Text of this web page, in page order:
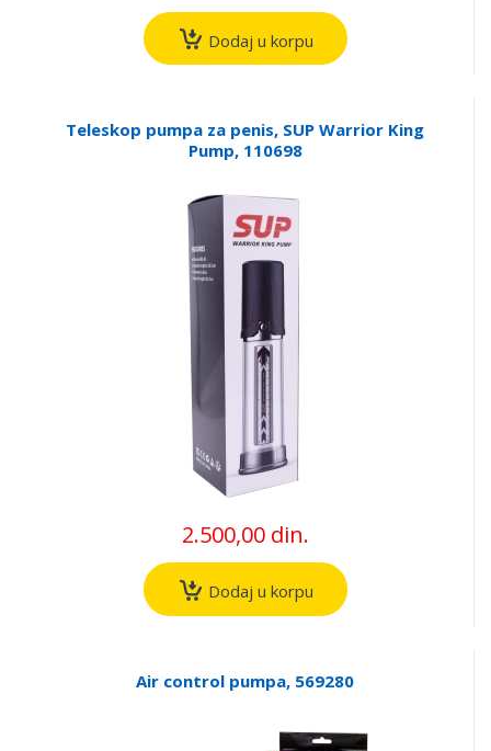
Dodaj u korpu
Teleskop pumpa za penis, SUP Warrior King
Pump, 110698
2.500,00 din.
Dodaj u korpu
Air control pumpa, 569280